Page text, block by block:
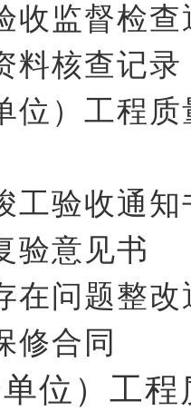
收监督检查
料核查记录
位）工程
工验收通知
验意见书
在问题整
修合同
位）工